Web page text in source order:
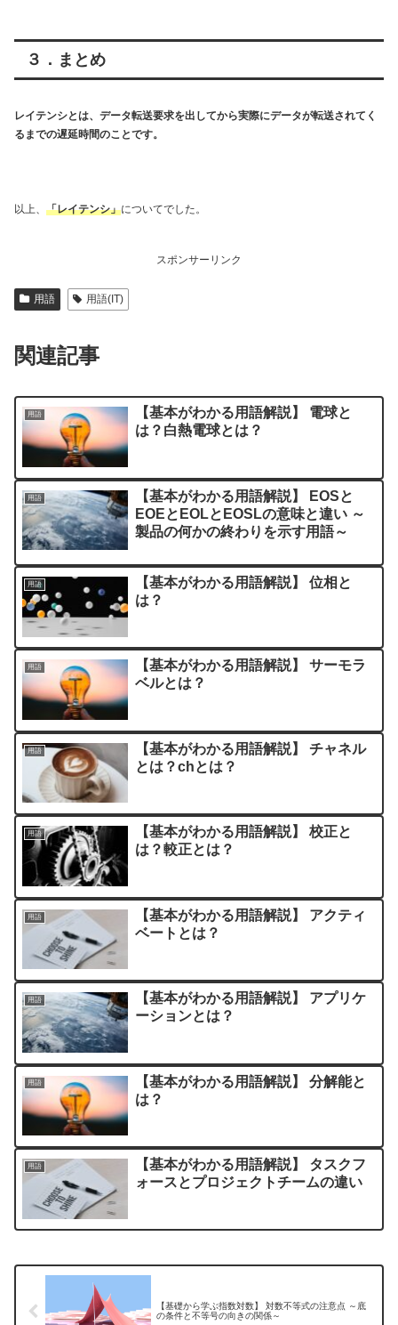
３．まとめ
レイテンシとは、データ転送要求を出してから実際にデータが転送されてく
るまでの遅延時間のことです。
以上、 「レイテンシ」についてでした。
スポンサーリンク
用語 用語(IT)
関連記事
用語
【基本がわかる用語解説】 電球と
は？白熱電球とは？
用語
【基本がわかる用語解説】 EOSと
EOEとEOLとEOSLの意味と違い ～
製品の何かの終わりを示す用語～
用語
【基本がわかる用語解説】 位相と
は？
用語
【基本がわかる用語解説】 サーモラ
ベルとは？
用語
【基本がわかる用語解説】 チャネル
とは？chとは？
用語
【基本がわかる用語解説】 校正と
は？較正とは？
用語
【基本がわかる用語解説】 アクティ
ベートとは？
用語
【基本がわかる用語解説】 アプリケ
ーションとは？
用語
【基本がわかる用語解説】 分解能と
は？
用語
【基本がわかる用語解説】 タスクフ
ォースとプロジェクトチームの違い
【基礎から学ぶ指数対数】 対数不等式の注意点 ～底
の条件と不等号の向きの関係～